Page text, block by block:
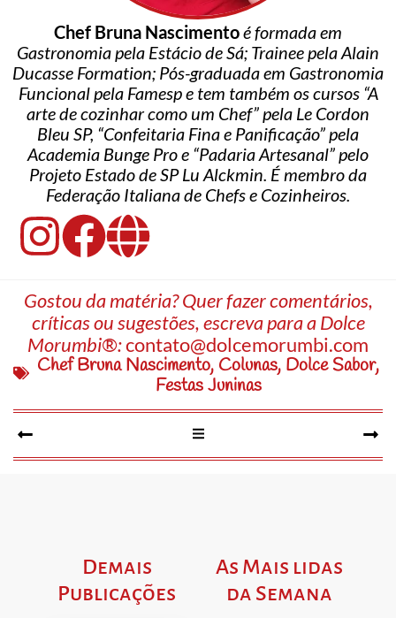
Chef Bruna Nascimentoé formada em
Gastronomia pela Estácio de Sá; Trainee pela Alain
Ducasse Formation; Pós-graduada em Gastronomia
Funcional pela Famesp e tem também os cursos “A
arte de cozinhar como um Chef” pela Le Cordon
Bleu SP, “Confeitaria Fina e Panificação” pela
Academia Bunge Pro e “Padaria Artesanal” pelo
Projeto Estado de SP Lu Alckmin. É membro da
Federação Italiana de Chefs e Cozinheiros.
Gostou da matéria? Quer fazer comentários,
críticas ou sugestões, escreva para a Dolce
Morumbi®:contato@dolcemorumbi.com
Chef Bruna Nascimento, Colunas, Dolce Sabor,
Festas Juninas
Demais
Publicações
As Mais lidas
da Semana